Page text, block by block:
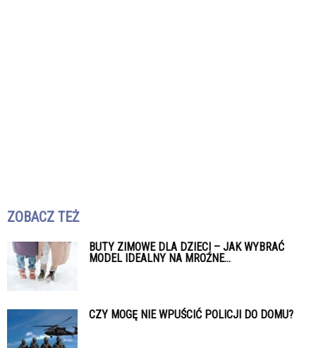
ZOBACZ TEŻ
BUTY ZIMOWE DLA DZIECI – JAK WYBRAĆ
MODEL IDEALNY NA MROŹNE...
CZY MOGĘ NIE WPUŚCIĆ POLICJI DO DOMU?